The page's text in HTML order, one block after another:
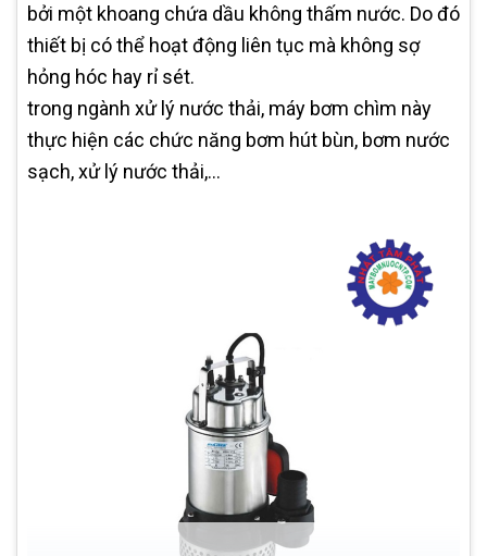
bởi một khoang chứa dầu không thấm nước. Do đó
thiết bị có thể hoạt động liên tục mà không sợ
hỏng hóc hay rỉ sét.
trong ngành xử lý nước thải, máy bơm chìm này
thực hiện các chức năng bơm hút bùn, bơm nước
sạch, xử lý nước thải,...